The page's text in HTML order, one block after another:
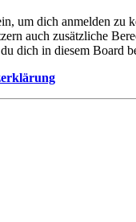
um dich anmelden
auch zusätzliche
dich in diesem Board